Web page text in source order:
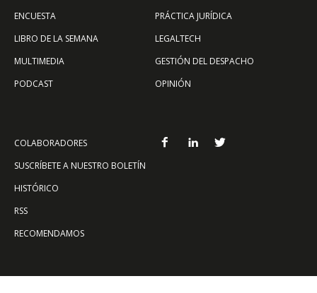
ENCUESTA
LIBRO DE LA SEMANA
MULTIMEDIA
PODCAST
PRÁCTICA JURÍDICA
LEGALTECH
GESTIÓN DEL DESPACHO
OPINIÓN
COLABORADORES
SUSCRÍBETE A NUESTRO BOLETÍN
HISTÓRICO
RSS
RECOMENDAMOS